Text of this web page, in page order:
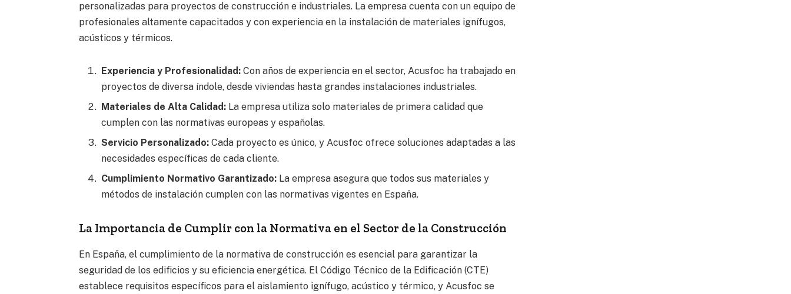
personalizadas para proyectos de construcción e industriales. La empresa cuenta con un equipo de
profesionales altamente capacitados y con experiencia en la instalación de materiales ignífugos,
acústicos y térmicos.
Experiencia y Profesionalidad: Con años de experiencia en el sector, Acusfoc ha trabajado en
proyectos de diversa índole, desde viviendas hasta grandes instalaciones industriales.
Materiales de Alta Calidad: La empresa utiliza solo materiales de primera calidad que
cumplen con las normativas europeas y españolas.
Servicio Personalizado: Cada proyecto es único, y Acusfoc ofrece soluciones adaptadas a las
necesidades específicas de cada cliente.
Cumplimiento Normativo Garantizado: La empresa asegura que todos sus materiales y
métodos de instalación cumplen con las normativas vigentes en España.
La Importancia de Cumplir con la Normativa en el Sector de la Construcción
En España, el cumplimiento de la normativa de construcción es esencial para garantizar la
seguridad de los edificios y su eficiencia energética. El Código Técnico de la Edificación (CTE)
establece requisitos específicos para el aislamiento ignífugo, acústico y térmico, y Acusfoc se